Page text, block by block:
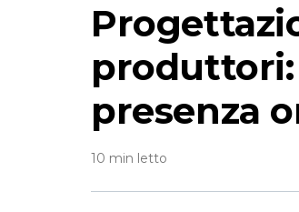
produttori:
presenza
10 min letto